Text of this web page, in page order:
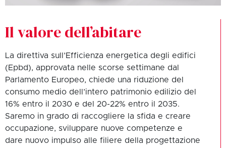
Il valore dell’abitare
La direttiva sull’Efficienza energetica degli edifici
(Epbd), approvata nelle scorse settimane dal
Parlamento Europeo, chiede una riduzione del
consumo medio dell’intero patrimonio edilizio del
16% entro il 2030 e del 20-22% entro il 2035.
Saremo in grado di raccogliere la sfida e creare
occupazione, sviluppare nuove competenze e
dare nuovo impulso alle filiere della progettazione